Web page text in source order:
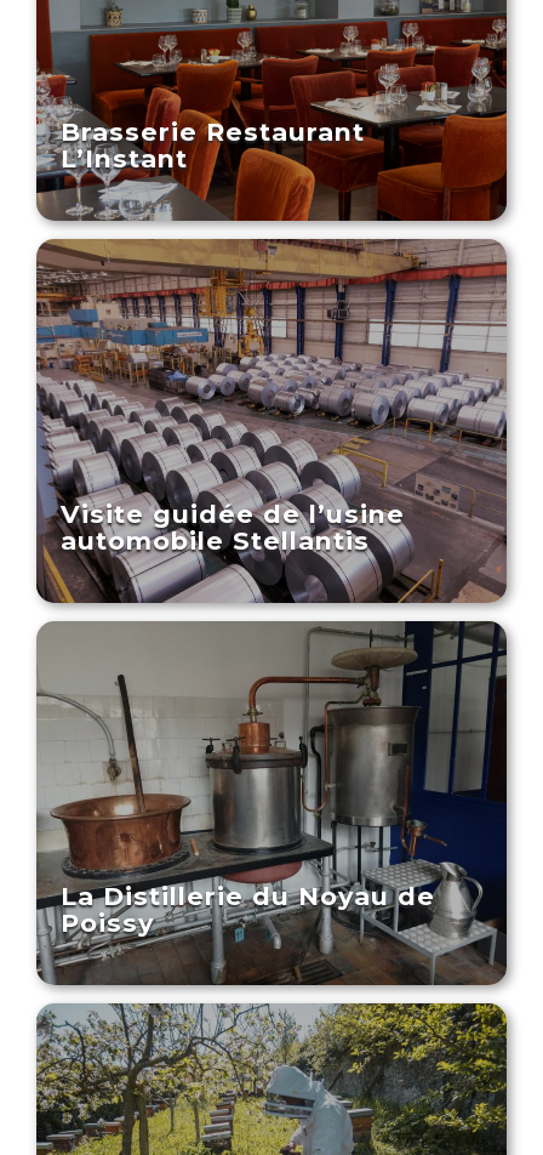
Brasserie Restaurant
L’Instant
Visite guidée de l’usine
automobile Stellantis
La Distillerie du Noyau de
Poissy